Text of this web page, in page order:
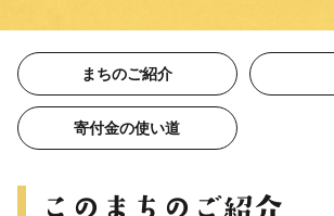
まちのご紹介
寄付金の使い道